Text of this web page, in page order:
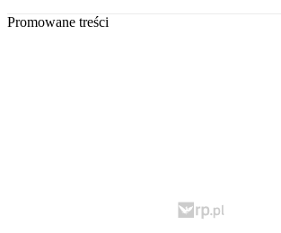
Promowane treści